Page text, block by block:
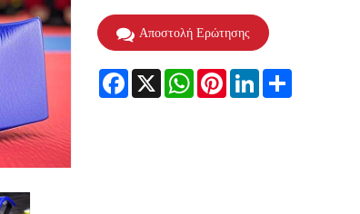
Αποστολή Ερώτησης
Facebook WhatsAppPinterest LinkedIn